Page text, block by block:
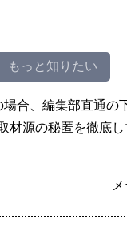
もっと知りたい
合、編集部直通の
源の秘匿を徹底し